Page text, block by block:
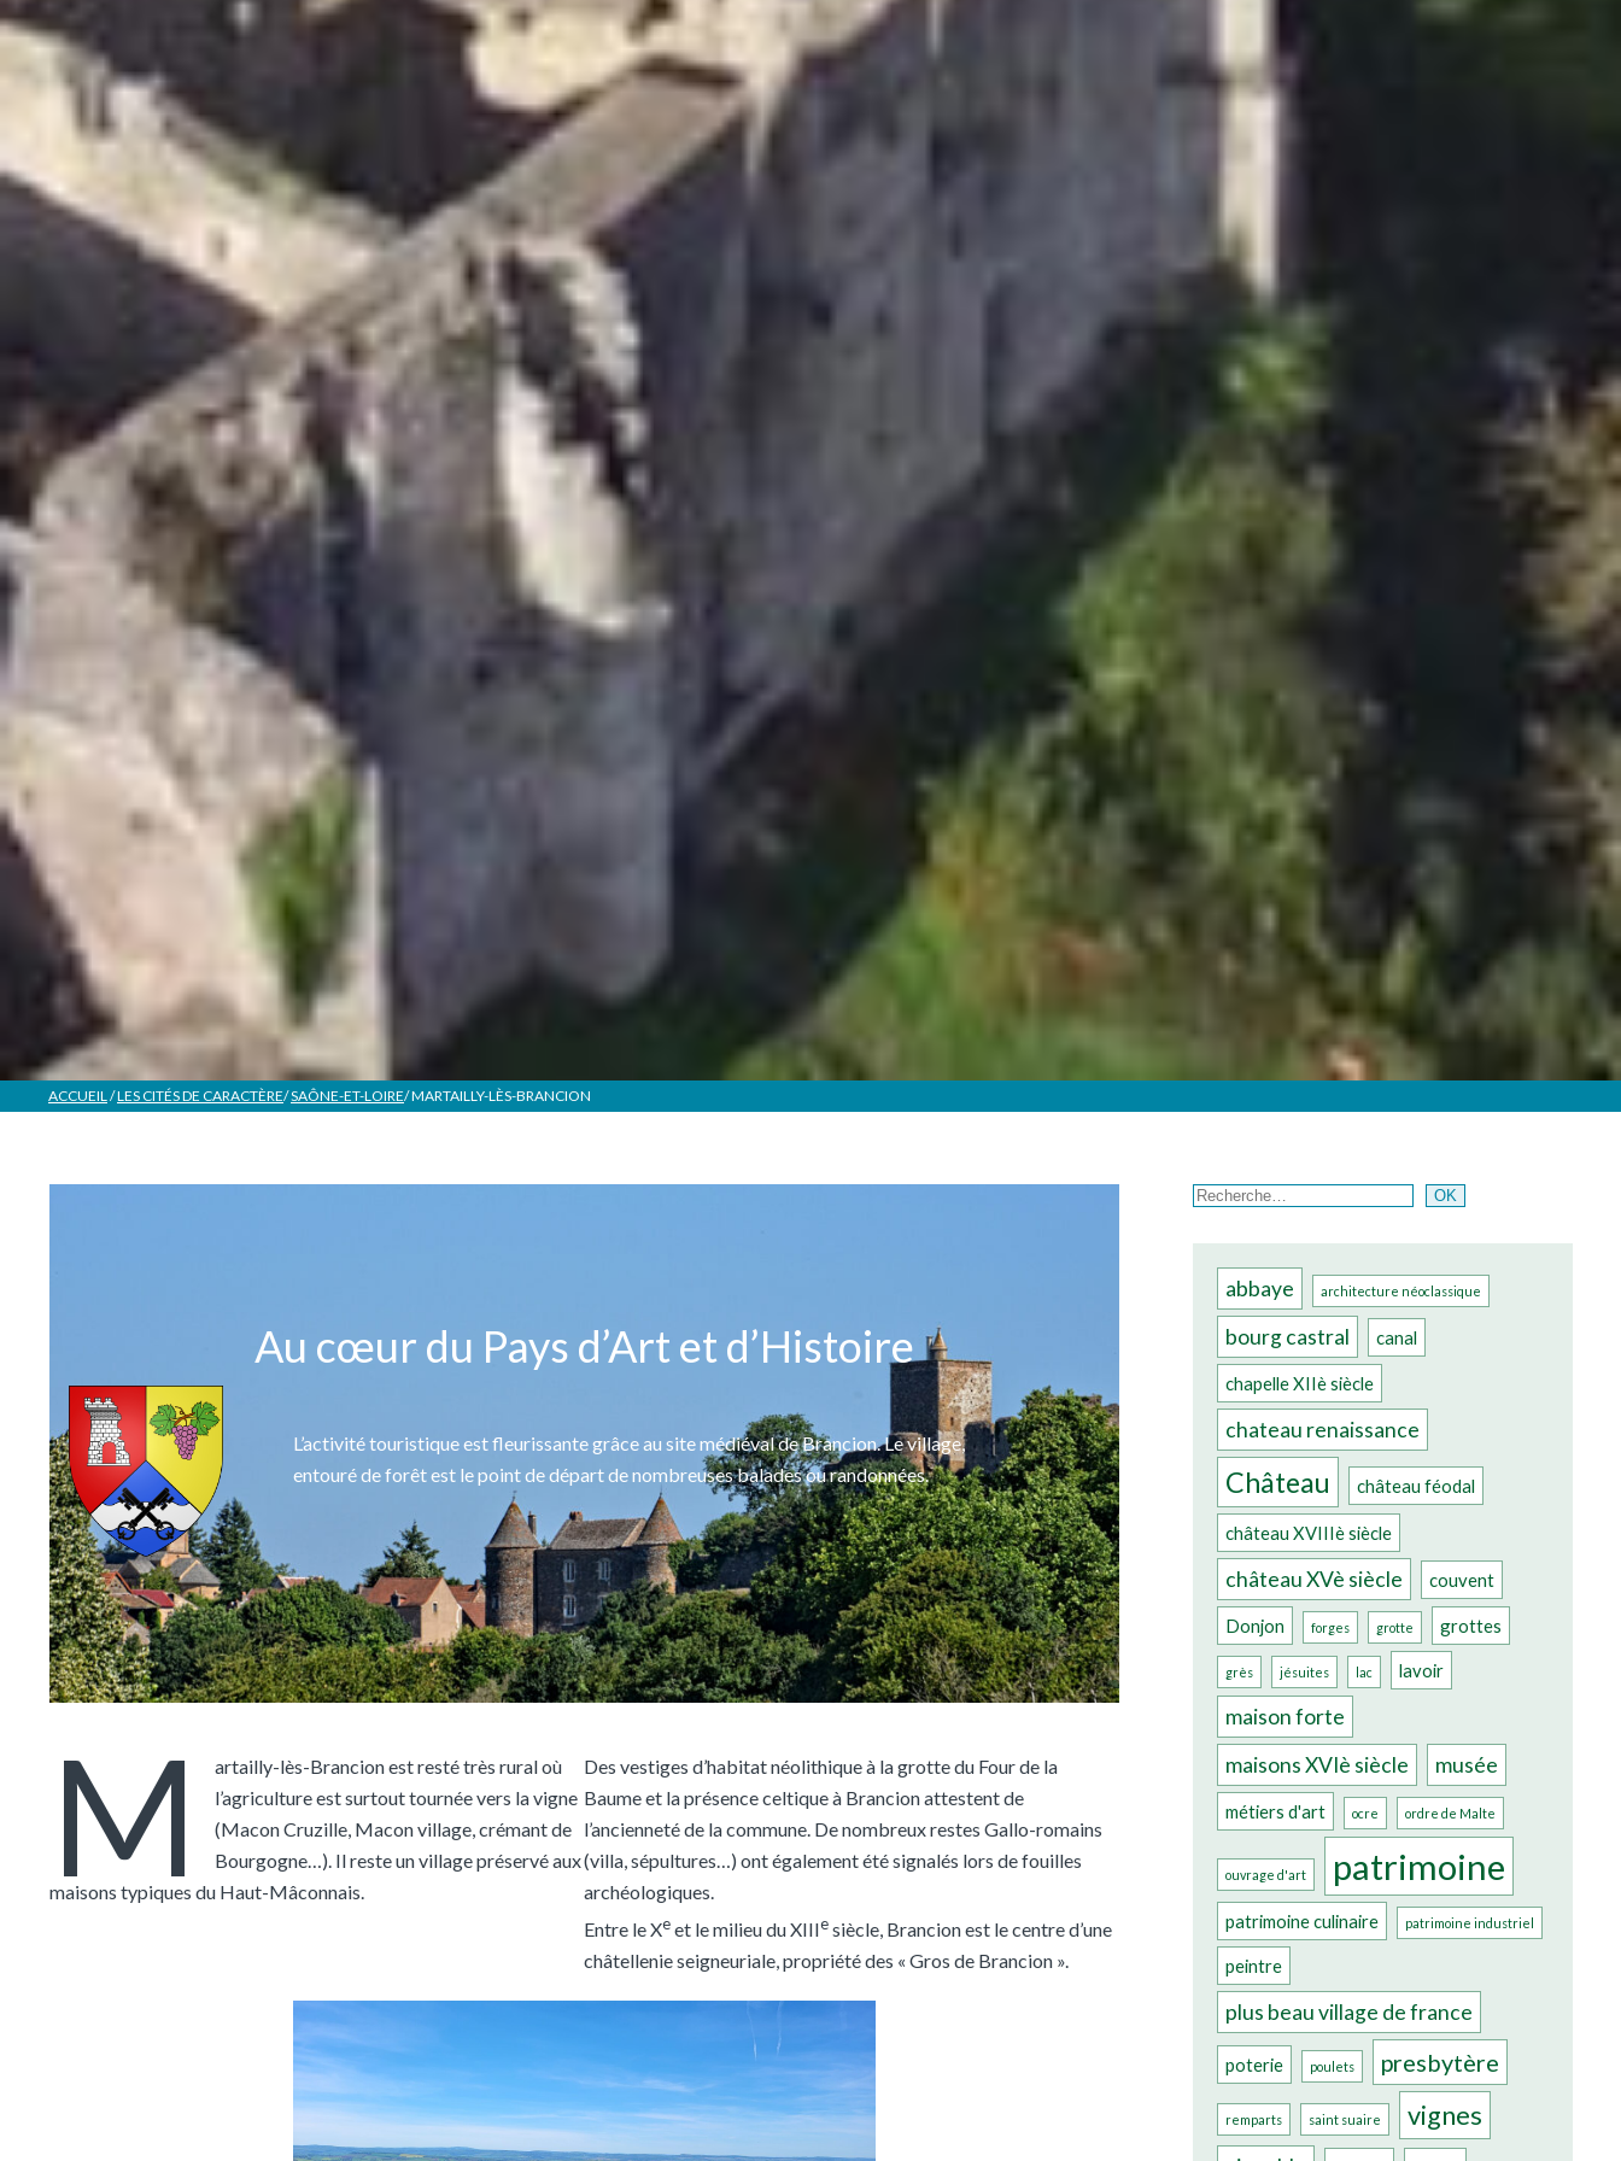
ACCUEIL/LES CITÉS DE CARACTÈRE/SAÔNE-ET-LOIRE/MARTAILLY-LÈS-BRANCION
Au cœur du Pays d’Art et d’Histoire
L’activité touristique est fleurissante grâce au site médiéval de Brancion. Le village,
entouré de forêt est le point de départ de nombreuses balades ou randonnées.
M
artailly-lès-Brancion est resté très rural où
l’agriculture est surtout tournée vers la vigne
(Macon Cruzille, Macon village, crémant de
Bourgogne…). Il reste un village préservé aux
maisons typiques du Haut-Mâconnais.
Des vestiges d’habitat néolithique à la grotte du Four de la
Baume et la présence celtique à Brancion attestent de
l’ancienneté de la commune. De nombreux restes Gallo-romains
(villa, sépultures…) ont également été signalés lors de fouilles
archéologiques.
Entre le Xeet le milieu du XIIIesiècle, Brancion est le centre d’une
châtellenie seigneuriale, propriété des « Gros de Brancion ».
Rechercher OK
abbaye architecture néoclassique
bourg castral canal
chapelle XIIè siècle
chateau renaissance
Château château féodal
château XVIIIè siècle
château XVè siècle couvent
Donjon forges grotte grottes
grès jésuites lac lavoir
maison forte
maisons XVIè siècle
musée
métiers d'art ocre ordre de Malte
ouvrage d'art patrimoine
patrimoine culinaire patrimoine industriel
peintre
plus beau village de france
poterie poulets presbytère
remparts saint suaire vignes